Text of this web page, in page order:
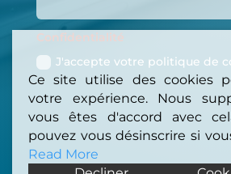
Confidentialité
J'accepte votre politique de
Ce site utilise des cookies
votre expérience. Nous
vous êtes d'accord avec
pouvez vous désinscrire si
Read More